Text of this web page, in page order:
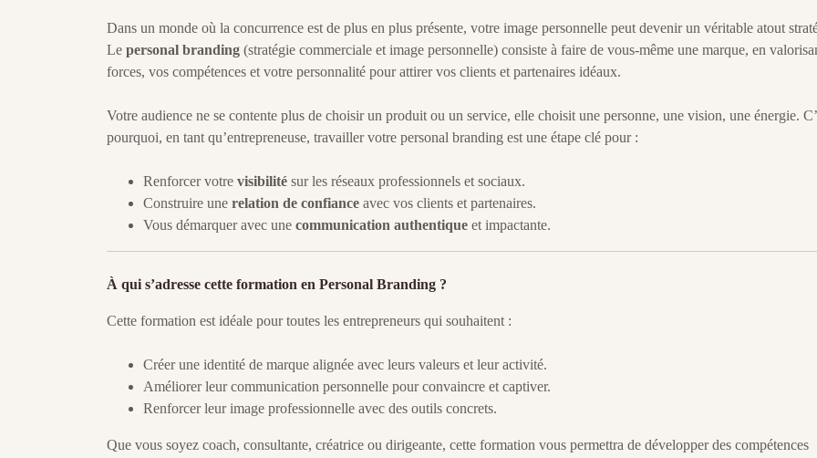
Dans un monde où la concurrence est de plus en plus présente, votre image personnelle peut devenir un véritable atout
Le personal branding (stratégie commerciale et image personnelle) consiste à faire de vous-même une marque, en
forces, vos compétences et votre personnalité pour attirer vos clients et partenaires idéaux.
Votre audience ne se contente plus de choisir un produit ou un service, elle choisit une personne, une vision, une énergie.
pourquoi, en tant qu’entrepreneuse, travailler votre personal branding est une étape clé pour :
Renforcer votre visibilité sur les réseaux professionnels et sociaux.
Construire une relation de confiance avec vos clients et partenaires.
Vous démarquer avec une communication authentique et impactante.
À qui s’adresse cette formation en Personal Branding ?
Cette formation est idéale pour toutes les entrepreneurs qui souhaitent :
Créer une identité de marque alignée avec leurs valeurs et leur activité.
Améliorer leur communication personnelle pour convaincre et captiver.
Renforcer leur image professionnelle avec des outils concrets.
Que vous soyez coach, consultante, créatrice ou dirigeante, cette formation vous permettra de développer des compétences